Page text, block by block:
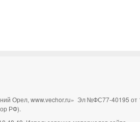
Орел, www.vechor.ru» Эл №ФС77-40195 от
РФ).